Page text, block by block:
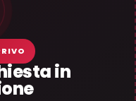
in